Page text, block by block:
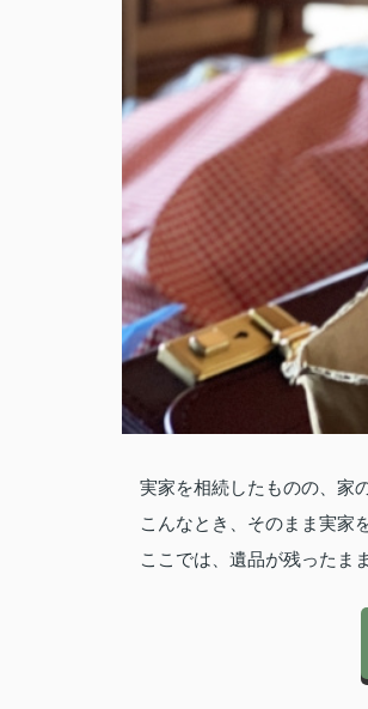
実家を相続したものの、家
こんなとき、そのまま実家
ここでは、遺品が残ったま